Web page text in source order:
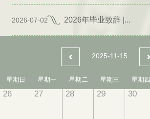
2026-07-02 2026年毕业致辞 |...
2025-11-15
星期日 星期一 星期二 星期三 星期四
26 27 28 29 30